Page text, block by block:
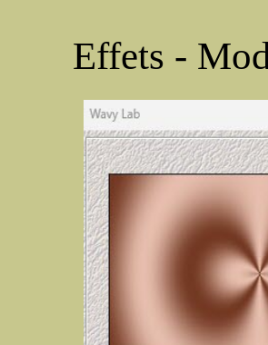
Effets -